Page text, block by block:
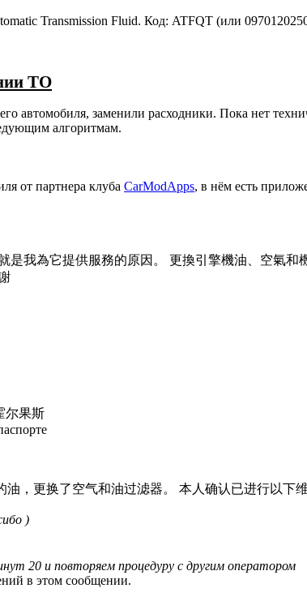
Transmission Fluid. Код: ATFQT (или
ТО
автомобиля, заменили расходники. Пока нет
алгоритмам.
от партнера клуба CarModApps, в нём есть
是我為它提供服務的原因。 更換引擎機油、空氣和
尔果斯
，更换了空气和油过滤器。 本人确认已进行以下
)
20 и повторяем процедуру с другим оператором
в этом сообщении.